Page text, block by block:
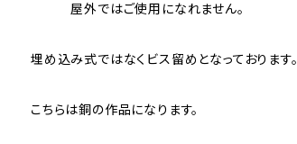
屋外ではご使用になれません。
埋め込み式ではなくビス留めとなっております。
こちらは銅の作品になります。